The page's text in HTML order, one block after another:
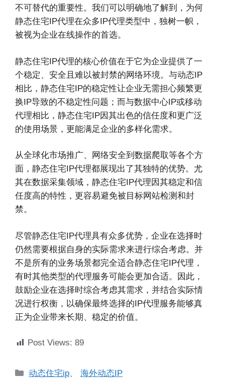
不可替代的重要性。我们可以明确地了解到，为何
静态住宅IP代理在众多IP代理类型中，独树一帜，
被视为企业在线操作的首选。
静态住宅IP代理的核心价值在于它为企业提供了一
个稳定、安全且难以被封禁的网络环境。与动态IP
相比，静态住宅IP的稳定性让企业无需担心频繁更
换IP导致的不稳定性问题；而与数据中心IP或移动
代理相比，静态住宅IP因其出色的信任度和更广泛
的使用场景，更能满足企业的多样化需求。
从全球化市场推广、网络安全到数据爬取等各个方
面，静态住宅IP代理都展现出了其独特的优势。尤
其在数据采集领域，静态住宅IP代理因其稳定和信
任度高的特性，更容易避免被目标网站检测和封
禁。
尽管静态住宅IP代理具有众多优势，企业在选择时
仍然需要根据自身的实际需求来进行综合考虑。并
不是所有的业务场景都完全适合静态住宅IP代理，
有时其他类型的代理服务可能会更加合适。因此，
鼓励企业在选择时综合考虑其需求，并结合实际情
况进行权衡，以确保最终选择的IP代理服务能够真
正为企业带来长期、稳定的价值。
Post Views: 89
分
动态住宅ip、海外动态IP